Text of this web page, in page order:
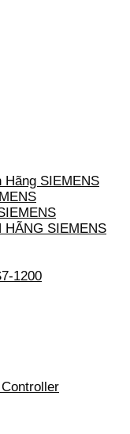
Hãng SIEMENS
HÃNG SIEMENS
1200